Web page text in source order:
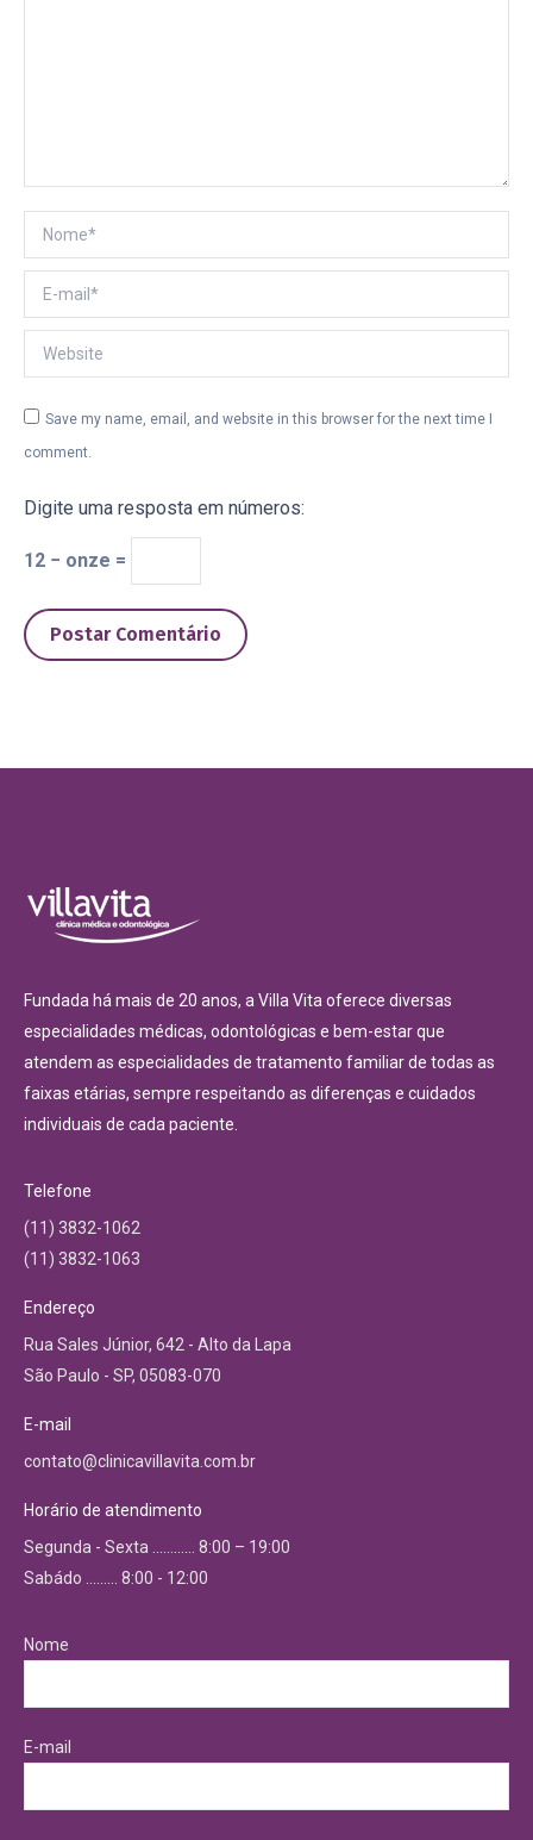
Nome *
E-mail *
Website
Save my name, email, and website in this browser for the next time I
comment.
Digite uma resposta em números:
12 − onze =
Postar Comentário
Fundada há mais de 20 anos, a Villa Vita oferece diversas
especialidades médicas, odontológicas e bem-estar que
atendem as especialidades de tratamento familiar de todas as
faixas etárias, sempre respeitando as diferenças e cuidados
individuais de cada paciente.
Telefone
(11) 3832-1062
(11) 3832-1063
Endereço
Rua Sales Júnior, 642 - Alto da Lapa
São Paulo - SP, 05083-070
E-mail
contato@clinicavillavita.com.br
Horário de atendimento
Segunda - Sexta ………… 8:00 – 19:00
Sabádo ……… 8:00 - 12:00
Nome
E-mail